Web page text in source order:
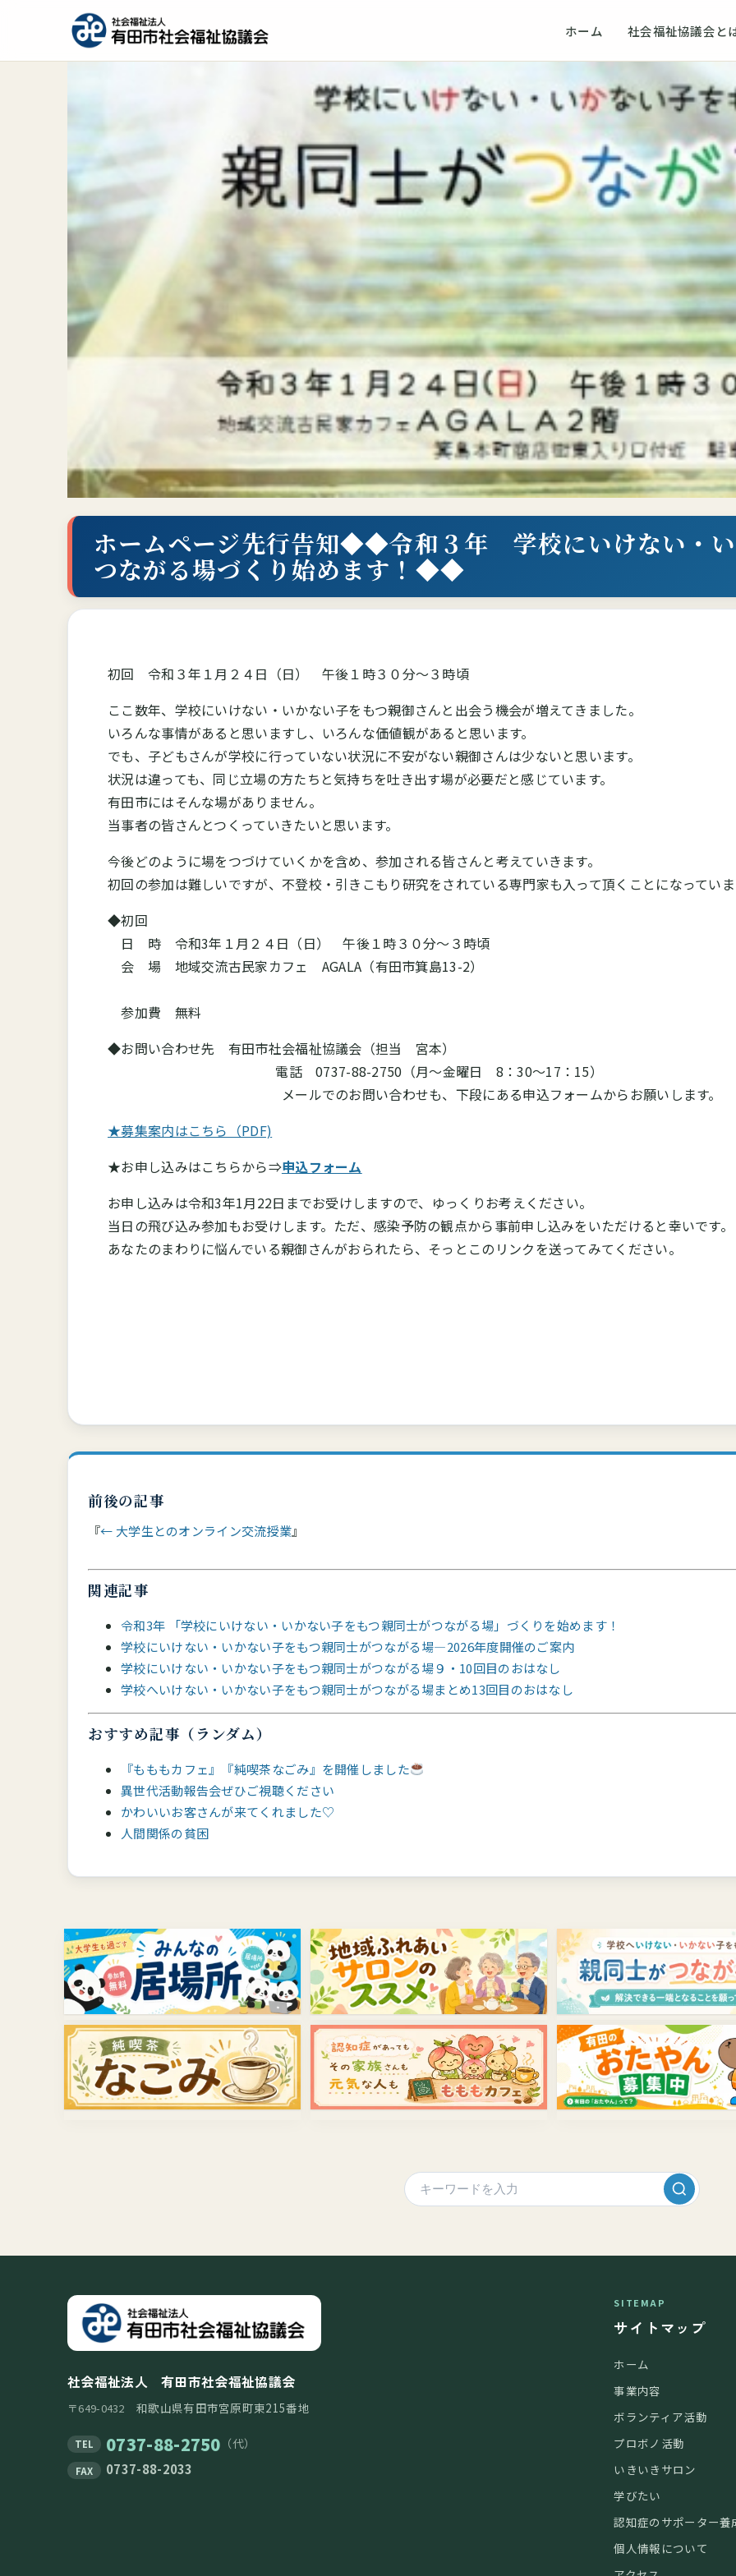
ホーム 社会福祉協議会と
ホームページ先行告知◆◆令和３年 学校にいけない・
つながる場づくり始めます！◆◆
初回 令和３年１月２４日（日） 午後１時３０分～３時頃
ここ数年、学校にいけない・いかない子をもつ親御さんと出会う機会が増えてきました。
いろんな事情があると思いますし、いろんな価値観があると思います。
でも、子どもさんが学校に行っていない状況に不安がない親御さんは少ないと思います。
状況は違っても、同じ立場の方たちと気持ちを吐き出す場が必要だと感じています。
有田市にはそんな場がありません。
当事者の皆さんとつくっていきたいと思います。
今後どのように場をつづけていくかを含め、参加される皆さんと考えていきます。
初回の参加は難しいですが、不登校・引きこもり研究をされている専門家も入って頂くことになってい
◆初回
日 時 令和3年１月２４日（日） 午後１時３０分～３時頃
会 場 地域交流古民家カフェ AGALA（有田市箕島13-2）
参加費 無料
◆お問い合わせ先 有田市社会福祉協議会（担当 宮本）
電話 0737-88-2750（月～金曜日 8：30～17：15）
メールでのお問い合わせも、下段にある申込フォームからお願いします。
★募集案内はこちら（PDF)
★お申し込みはこちらから⇒申込フォーム
お申し込みは令和3年1月22日までお受けしますので、ゆっくりお考えください。
当日の飛び込み参加もお受けします。ただ、感染予防の観点から事前申し込みをいただけると幸いです。
あなたのまわりに悩んでいる親御さんがおられたら、そっとこのリンクを送ってみてください。
前後の記事
← 大学生とのオンライン交流授業
関連記事
令和3年 「学校にいけない・いかない子をもつ親同士がつながる場」づくりを始めます！
学校にいけない・いかない子をもつ親同士がつながる場―2026年度開催のご案内
学校にいけない・いかない子をもつ親同士がつながる場９・10回目のおはなし
学校へいけない・いかない子をもつ親同士がつながる場まとめ13回目のおはなし
おすすめ記事（ランダム）
『もももカフェ』『純喫茶なごみ』を開催しました
異世代活動報告会ぜひご視聴ください
かわいいお客さんが来てくれました♡
人間関係の貧困
社会福祉法人 有田市社会福祉協議会
〒649-0432 和歌山県有田市宮原町東215番地
TEL 0737-88-2750 （代）
FAX 0737-88-2033
SITEMAP
サイトマップ
ホーム
事業内容
ボランティア活動
プロボノ活動
いきいきサロン
学びたい
認知症のサポーター養
個人情報について